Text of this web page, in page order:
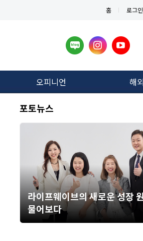
홈 로그인
오피니언 해외
포토뉴스
라이프웨이브의 새로운 성장
물어보다